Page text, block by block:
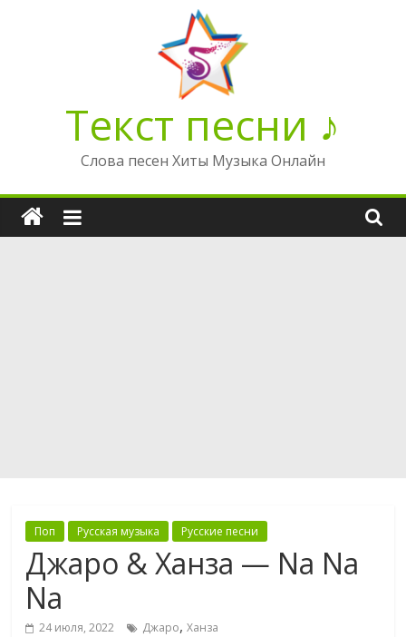
Текст песни ♪
Слова песен Хиты Музыка Онлайн
Поп Русская музыка Русские песни
Джаро & Ханза — Na Na
Na
24 июля, 2022 Джаро,Ханза